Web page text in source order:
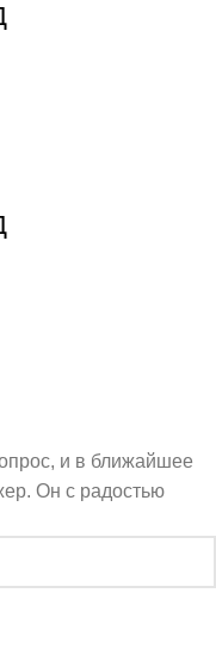
и в ближайшее
Он с радостью